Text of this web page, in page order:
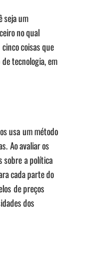
seja um
no qual
coisas que
tecnologia, em
usa um método
Ao avaliar os
sobre a política
cada parte do
de preços
dos